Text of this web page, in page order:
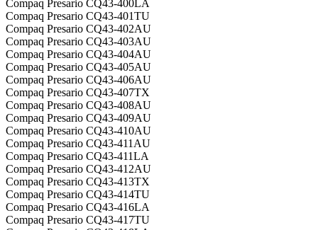
Compaq Presario CQ43-400LA
Compaq Presario CQ43-401TU
Compaq Presario CQ43-402AU
Compaq Presario CQ43-403AU
Compaq Presario CQ43-404AU
Compaq Presario CQ43-405AU
Compaq Presario CQ43-406AU
Compaq Presario CQ43-407TX
Compaq Presario CQ43-408AU
Compaq Presario CQ43-409AU
Compaq Presario CQ43-410AU
Compaq Presario CQ43-411AU
Compaq Presario CQ43-411LA
Compaq Presario CQ43-412AU
Compaq Presario CQ43-413TX
Compaq Presario CQ43-414TU
Compaq Presario CQ43-416LA
Compaq Presario CQ43-417TU